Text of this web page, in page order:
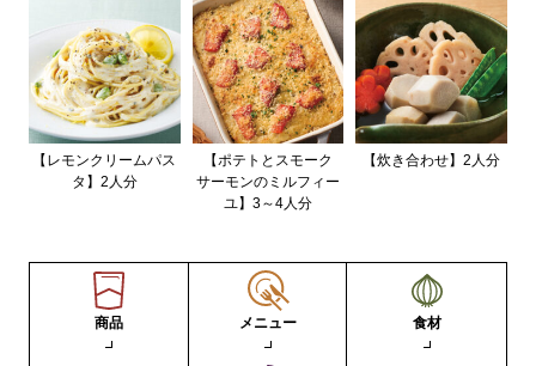
【レモンクリームパス
タ】2人分
【ポテトとスモーク
サーモンのミルフィー
ユ】3～4人分
【炊き合わせ】2人分
商品 メニュー 食材